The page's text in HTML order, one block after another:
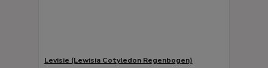
Levisie (Lewisia Cotyledon Regenbogen)